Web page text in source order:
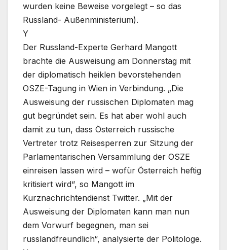
wurden keine Beweise vorgelegt – so das
Russland- Außenministerium).
Y
Der Russland-Experte Gerhard Mangott
brachte die Ausweisung am Donnerstag mit
der diplomatisch heiklen bevorstehenden
OSZE-Tagung in Wien in Verbindung. „Die
Ausweisung der russischen Diplomaten mag
gut begründet sein. Es hat aber wohl auch
damit zu tun, dass Österreich russische
Vertreter trotz Reisesperren zur Sitzung der
Parlamentarischen Versammlung der OSZE
einreisen lassen wird – wofür Österreich heftig
kritisiert wird“, so Mangott im
Kurznachrichtendienst Twitter. „Mit der
Ausweisung der Diplomaten kann man nun
dem Vorwurf begegnen, man sei
russlandfreundlich“, analysierte der Politologe.